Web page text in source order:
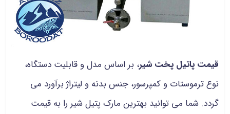
قیمت پاتیل پخت شیر، بر اساس مدل و قابلیت دستگاه،
نوع ترموستات و کمپرسور، جنس بدنه و لیتراژ برآورد می
گردد. شما می توانید بهترین مارک پتیل شیر را به قیمت